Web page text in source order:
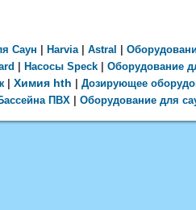
Саун Harvia| Astral
Насосы Speck |Оборудование
| Химия hth
Дозирующее
ПВХ| Оборудование для